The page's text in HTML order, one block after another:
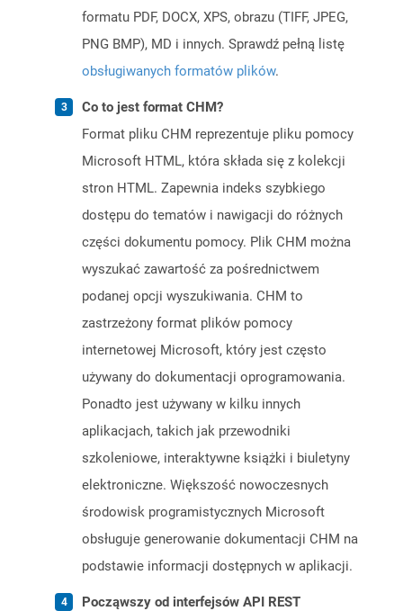
formatu PDF, DOCX, XPS, obrazu (TIFF, JPEG,
PNG BMP), MD i innych. Sprawdź pełną listę
obsługiwanych formatów plików.
Co to jest format CHM?
Format pliku CHM reprezentuje pliku pomocy
Microsoft HTML, która składa się z kolekcji
stron HTML. Zapewnia indeks szybkiego
dostępu do tematów i nawigacji do różnych
części dokumentu pomocy. Plik CHM można
wyszukać zawartość za pośrednictwem
podanej opcji wyszukiwania. CHM to
zastrzeżony format plików pomocy
internetowej Microsoft, który jest często
używany do dokumentacji oprogramowania.
Ponadto jest używany w kilku innych
aplikacjach, takich jak przewodniki
szkoleniowe, interaktywne książki i biuletyny
elektroniczne. Większość nowoczesnych
środowisk programistycznych Microsoft
obsługuje generowanie dokumentacji CHM na
podstawie informacji dostępnych w aplikacji.
Począwszy od interfejsów API REST